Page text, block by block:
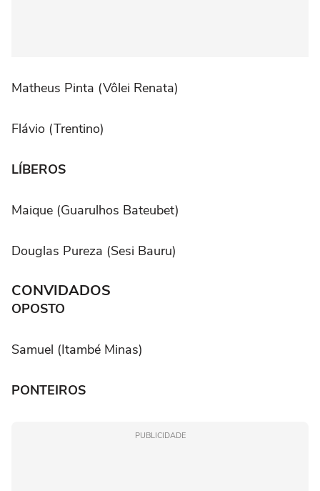
Matheus Pinta (Vôlei Renata)
Flávio (Trentino)
LÍBEROS
Maique (Guarulhos Bateubet)
Douglas Pureza (Sesi Bauru)
CONVIDADOS
OPOSTO
Samuel (Itambé Minas)
PONTEIROS
PUBLICIDADE